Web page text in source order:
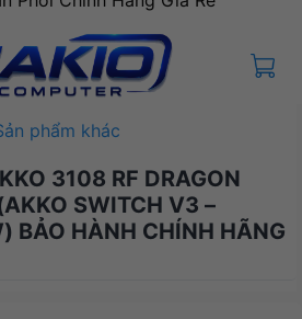
phẩm khác
3108 RF DRAGON
SWITCH V3 –
BẢO HÀNH CHÍNH HÃNG